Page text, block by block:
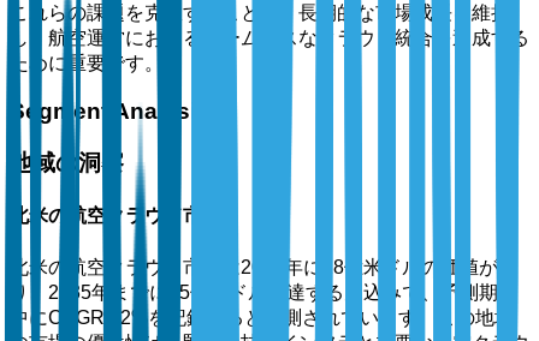
これらの課題を克服することは、長期的な市場成長を維持
し、航空運営におけるシームレスなクラウド統合を達成する
ために重要です。
Segment Analysis
地域の洞察
北米の航空クラウド市場
北米の航空クラウド市場は2025年に18億米ドルの価値があ
り、2035年までに45億米ドルに達する見込みで、予測期間
中にCAGR9.2%を記録すると予測されています。この地域